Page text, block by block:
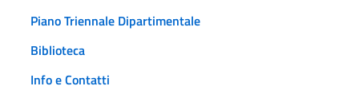
Piano Triennale Dipartimentale
Biblioteca
Info e Contatti